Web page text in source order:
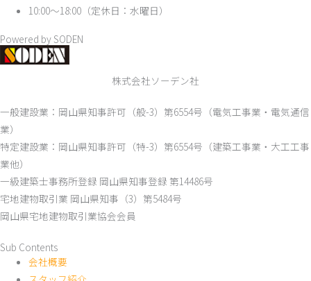
10:00～18:00（定休日：水曜日）
Powered by SODEN
株式会社ソーデン社
一般建設業：岡山県知事許可（般-3）第6554号（電気工事業・電気通信
業）
特定建設業：岡山県知事許可（特-3）第6554号（建築工事業・大工工事
業他）
一級建築士事務所登録 岡山県知事登録 第14486号
宅地建物取引業 岡山県知事（3）第5484号
岡山県宅地建物取引業協会会員
Sub Contents
会社概要